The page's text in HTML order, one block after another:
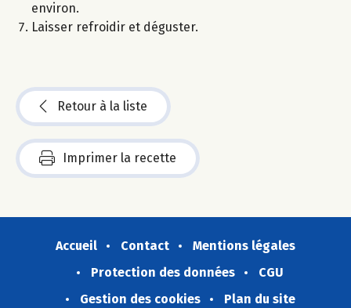
environ.
Laisser refroidir et déguster.
Retour à la liste
Imprimer la recette
Accueil Contact
Mentions légales
Protection des données
CGU
Gestion des cookies
Plan du site